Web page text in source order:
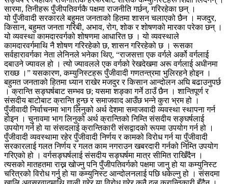
सारमा, तिनीहरू पुँजीपतिवर्गकै पक्षमा राजनीति गर्छन्, गरिरहेका छन् ।
यो पुँजीवादी सरकारले बहुमत जनताको हितमा शासन चलाएको छैन । मजदुर,
किसान, बहुमत जनता गरिबी, अभाव, रोग, शोक र शोषणको मारका परेका छन् ।
यो व्यवस्था कामदारवर्गको शोषणमा आधारित छ । यो व्यवस्थाले
कामदारवर्गमाथि नै शोषण गरिरहेको छ, शासन गरिरहेको छ । रूसका
सर्वहारावर्गका नेता लेनिनले भनेका थिए, “राजसत्ता एक वर्गले अर्को वर्गलाई
दबाउने ज्यावल हो । त्यो ज्यावलले एक वर्गको रेखदेखमा अरू वर्गलाई अधीनमा
राख्छ ।” यसकारण, कम्युनिस्टहरू पुँजीवादी गणतन्त्रमा भुलिरहने होइन ।
बहुमत जनताको हितमा ध्यान राखेर मजदुर र किसान आन्दोलन अघि बढाउनुपर्छ
। क्रान्ति सङ्घर्षबाट सम्भव छ; यसमा शङ्का गर्ने ठाउँ छैन । शान्तिपूर्ण र
संसदीय बाटोबाट क्रान्ति हुन्छ र समाजवाद आउँछ भन्ने कुरा भ्रम हो ।
पुँजीवादी निर्वाचनमा भाग लिनुको अर्थ देशमा समाजवादी व्यवस्था स्थापना गर्न
होइन । चुनावमा भाग लिनुको अर्थ क्रान्तिको निम्ति संसदीय सङ्घर्षलाई
उपयोग गर्न हो या संसदलाई क्रान्तिकारी संसद्वादको रूपमा उपयोग गर्न हो ।
पुँजीवादी व्यवस्थामा रहेर पुँजीवादी निर्णय र कामको विरोध गर्न या पुँजीवादी
सरकारलाई गलत निर्णय र गलत काम नगराउन खबरदारी गर्नको निम्ति उपयोग
गरिएको हो । वर्गसङ्घर्षलाई संसदीय सङ्घर्षमा मात्र सीमित राखिँदैन ।
त्यसको मातहतमा राख्न खोज्नु पनि पुँजीपतिवर्गको पक्षमा जानु हो या कम्युनिस्ट
चरित्रको विरोध गर्नु हो या कम्युनिस्ट आन्दोलनलाई पछि धकेल्नु हो । संसदमा